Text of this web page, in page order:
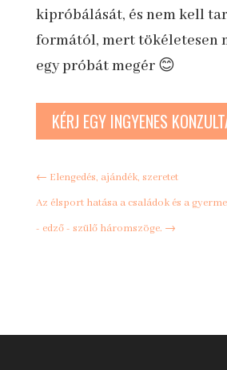
kipróbálását, és nem kell
formától, mert tökéletesen
egy próbát megér 😊
KÉRJ EGY INGYENES
← Elengedés, ajándék, szeretet
Az élsport hatása a családok és a
- edző - szülő háromszöge. →